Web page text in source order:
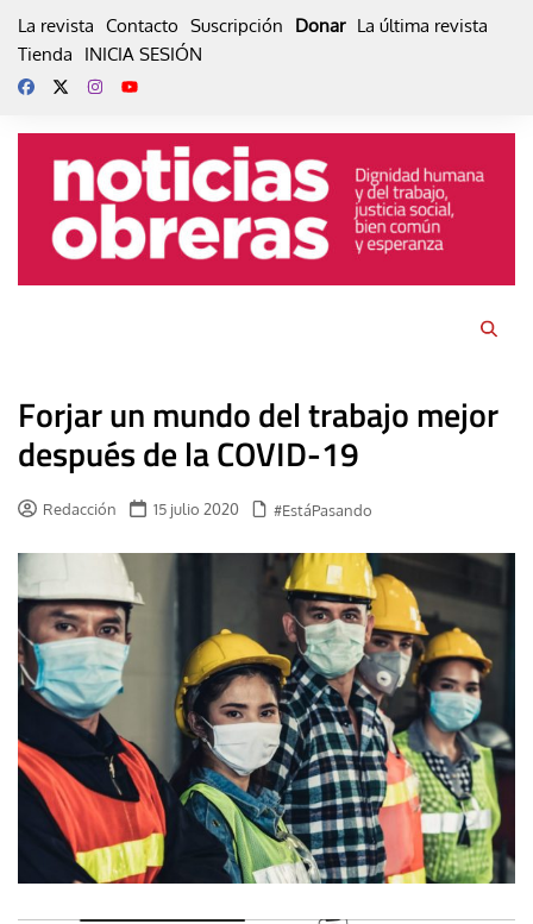
La revista Contacto Suscripción Donar La última revista
Tienda
INICIA SESIÓN
Forjar un mundo del trabajo mejor
después de la COVID-19
Redacción 15 julio 2020 #EstáPasando